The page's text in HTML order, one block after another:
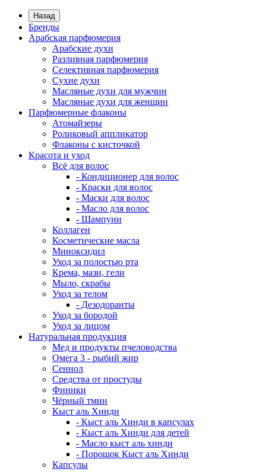
Назад
Бренды
Арабская парфюмерия
Арабские духи
Разливная парфюмерия
Селективная парфюмерия
Сухие духи
Масляные духи для мужчин
Масляные духи для женщин
Парфюмерные флаконы
Атомайзеры
Роликовый аппликатор
Флаконы с кисточкой
Красота и уход
Всё для волос
- Кондиционер для волос
- Краски для волос
- Маски для волос
- Масло для волос
- Шампуни
Коллаген
Косметические масла
Миноксидил
Уход за полостью рта
Крема, мази, гели
Мыло, скрабы
Уход за телом
- Дезодоранты
Уход за бородой
Уход за лицом
Натуральная продукция
Мед и продукты пчеловодства
Омега 3 - рыбий жир
Сеннол
Средства от простуды
Финики
Чёрный тмин
Кыст аль Хинди
- Кыст аль Хинди в капсулах
- Кыст аль Хинди для детей
- Масло кыст аль хинди
- Порошок Кыст аль Хинди
Капсулы